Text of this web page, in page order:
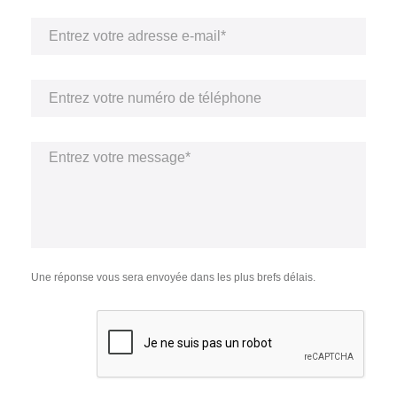
Une réponse vous sera envoyée dans les plus brefs délais.